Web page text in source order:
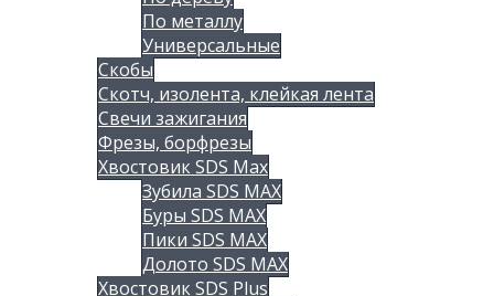
По металлу
Универсальные
Скобы
Скотч, изолента, клейкая лента
Свечи зажигания
Фрезы, борфрезы
Хвостовик SDS Max
Зубила SDS MAX
Буры SDS MAX
Пики SDS MAX
Долото SDS MAX
Хвостовик SDS Plus